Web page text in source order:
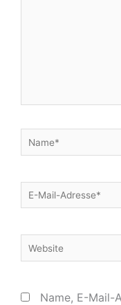
Name*
E-
Mail-
Website
Name, E-Mail-